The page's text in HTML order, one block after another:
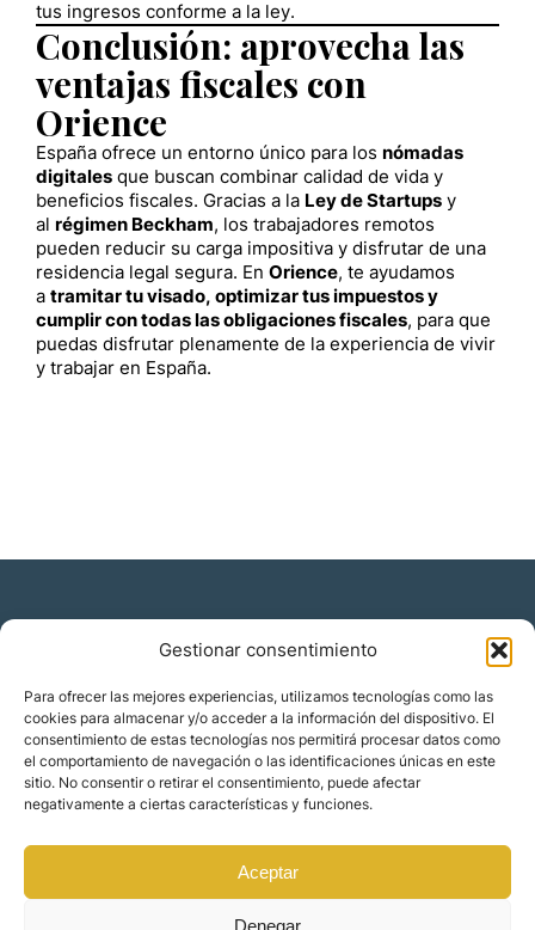
Gestionar consentimiento
Para ofrecer las mejores experiencias, utilizamos tecnologías como las
cookies para almacenar y/o acceder a la información del dispositivo. El
consentimiento de estas tecnologías nos permitirá procesar datos como
el comportamiento de navegación o las identificaciones únicas en este
sitio. No consentir o retirar el consentimiento, puede afectar
negativamente a ciertas características y funciones.
Aceptar
Denegar
tus ingresos conforme a la ley.
Conclusión: aprovecha las
ventajas fiscales con
Orience
España ofrece un entorno único para los nómadas
digitales que buscan combinar calidad de vida y
beneficios fiscales. Gracias a la Ley de Startups y
al régimen Beckham, los trabajadores remotos
pueden reducir su carga impositiva y disfrutar de una
residencia legal segura. En Orience, te ayudamos
a tramitar tu visado, optimizar tus impuestos y
cumplir con todas las obligaciones fiscales, para que
puedas disfrutar plenamente de la experiencia de vivir
y trabajar en España.
Residencia y ciudadanía
Migración corporativa
Nómadas digitales
Colabora con nosotros
Quiénes somos
Contacto
Localizaciones
Orience | © 2025 Todos los derechos reservados